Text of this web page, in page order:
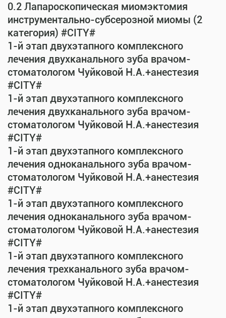
0.2 Лапароскопическая миомэктомия
инструментально-субсерозной миомы (2
категория) #CITY#
1-й этап двухэтапного комплексного
лечения двухканального зуба врачом-
стоматологом Чуйковой Н.А.+анестезия
#CITY#
1-й этап двухэтапного комплексного
лечения двухканального зуба врачом-
стоматологом Чуйковой Н.А.+анестезия
#CITY#
1-й этап двухэтапного комплексного
лечения одноканального зуба врачом-
стоматологом Чуйковой Н.А.+анестезия
#CITY#
1-й этап двухэтапного комплексного
лечения одноканального зуба врачом-
стоматологом Чуйковой Н.А.+анестезия
#CITY#
1-й этап двухэтапного комплексного
лечения трехканального зуба врачом-
стоматологом Чуйковой Н.А.+анестезия
#CITY#
1-й этап двухэтапного комплексного